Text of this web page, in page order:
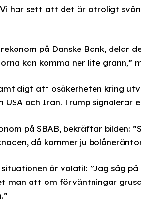
har sett att det är otroligt
på Danske Bank, delar
kan komma ner lite grann,”
att osäkerheten kring
USA och Iran. Trump signalerar
på SBAB, bekräftar bilden:
då kommer ju
är volatil: ”Jag såg
man att om förväntningar